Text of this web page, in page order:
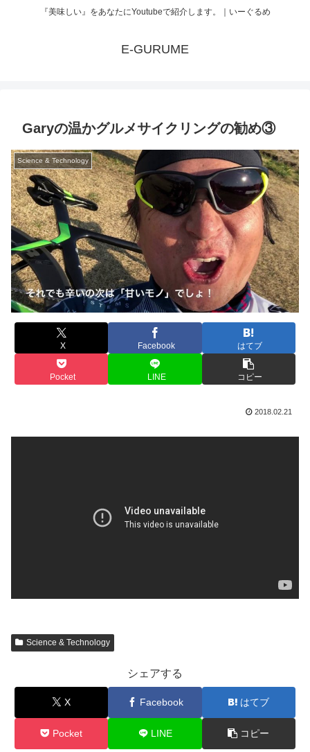
『美味しい』をあなたにYoutubeで紹介します。｜いーぐるめ
E-GURUME
Garyの温かグルメサイクリングの勧め③
Science & Technology
X Facebook はてブ
Pocket LINE コピー
2018.02.21
Science & Technology
シェアする
X Facebook はてブ
Pocket LINE コピー